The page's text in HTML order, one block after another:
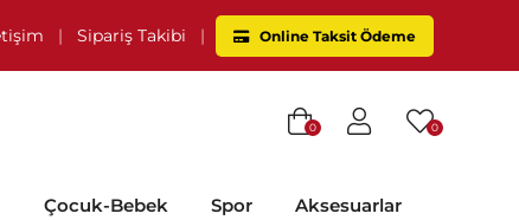
| Sipariş Takibi | Online Taksit Ödeme
0
0
Çocuk-Bebek Spor Aksesuarlar